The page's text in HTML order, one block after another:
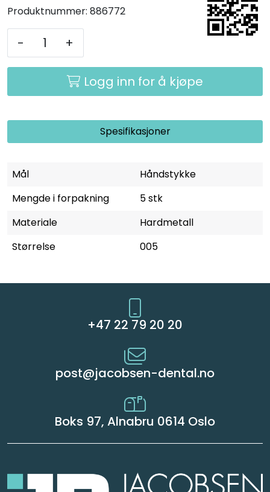
Produktnummer: 886772
- +
Logg inn for å kjøpe
Spesifikasjoner
Mål
Håndstykke
Mengde i forpakning
5 stk
Materiale
Hardmetall
Størrelse
005
+47 22 79 20 20
post@jacobsen-dental.no
Boks 97, Alnabru 0614 Oslo